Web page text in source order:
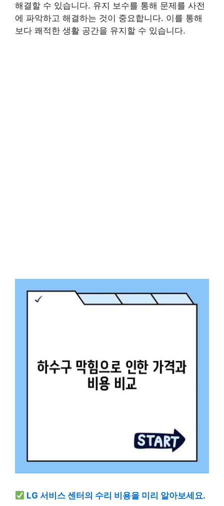
해결할 수 있습니다. 유지 보수를 통해 문제를 사전
에 파악하고 해결하는 것이 중요합니다. 이를 통해
보다 쾌적한 생활 공간을 유지할 수 있습니다.
LG 서비스 센터의 수리 비용을 미리 알아보세요.